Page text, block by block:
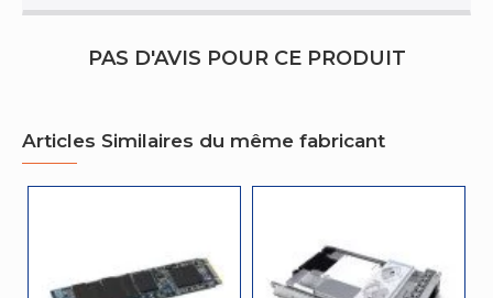
PAS D'AVIS POUR CE PRODUIT
Articles Similaires du même fabricant